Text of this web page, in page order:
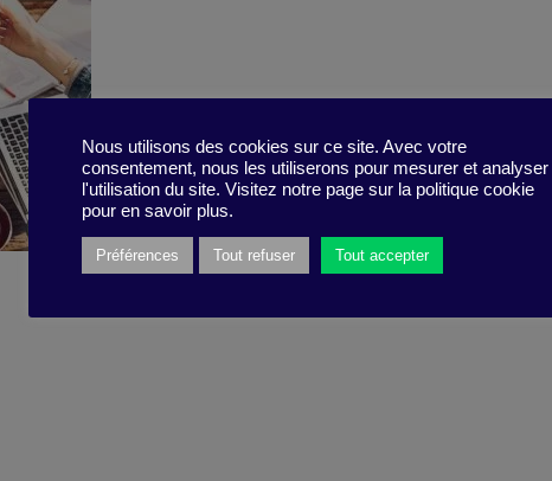
Nous utilisons des cookies sur ce site. Avec votre
consentement, nous les utiliserons pour mesurer et analyser
l'utilisation du site. Visitez notre page sur la politique cookie
pour en savoir plus.
Préférences Tout refuser Tout accepter